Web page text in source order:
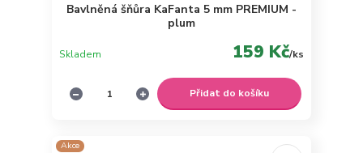
Bavlněná šňůra KaFanta 5 mm PREMIUM -
plum
159 Kč/ks
Skladem
Přidat do košíku
Akce